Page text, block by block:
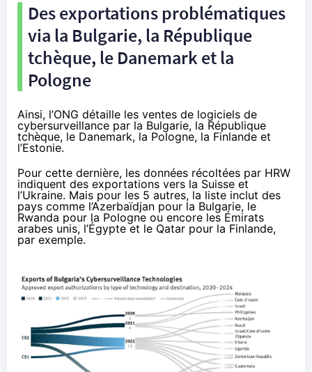
Des exportations problématiques
via la Bulgarie, la République
tchèque, le Danemark et la
Pologne
Ainsi, l’ONG détaille les ventes de logiciels de
cybersurveillance par la Bulgarie, la République
tchèque, le Danemark, la Pologne, la Finlande et
l’Estonie.
Pour cette dernière, les données récoltées par HRW
indiquent des exportations vers la Suisse et
l’Ukraine. Mais pour les 5 autres, la liste inclut des
pays comme l’Azerbaïdjan pour la Bulgarie, le
Rwanda pour la Pologne ou encore les Émirats
arabes unis, l’Égypte et le Qatar pour la Finlande,
par exemple.